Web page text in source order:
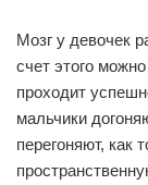
Мозг у девочек
счет этого
проходит
мальчики
перегоняют, как